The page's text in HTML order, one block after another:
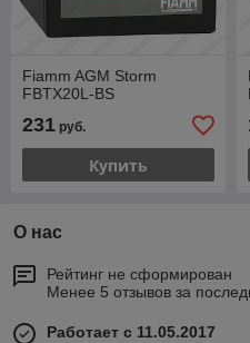
Fiamm AGM Storm
FBTX20L-BS
231 руб.
Купить
О нас
Рейтинг не сформирован
Менее 5 отзывов за
Работает с 11.05.2017